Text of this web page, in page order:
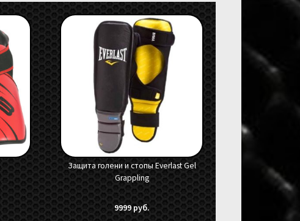
Защита голени и стопы Everlast Gel
Grappling
9999руб.